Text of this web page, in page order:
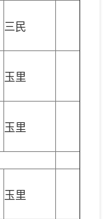
三民
玉里
玉里
玉里